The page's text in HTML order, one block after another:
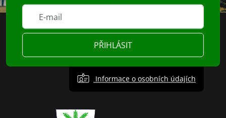
PŘIHLÁSIT
Informace o osobních údajích